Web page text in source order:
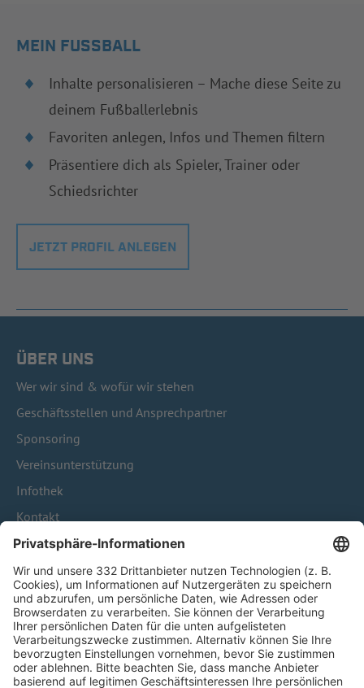
MEIN FUSSBALL
Inhalte personalisieren – Mache diese Seite zu
deinem Fußballerlebnis
Favoriten anlegen, Infos und Themen filtern
Präsentiere dich als Spieler, Trainer oder
Schiedsrichter
JETZT PROFIL ANLEGEN
ÜBER UNS
Wer wir sind & wofür wir stehen
Geschäftsstellen und Ansprechpartner
Sponsoring
Vereinsunterstützung
Infothek
Kontakt
HÄUFIG BESUCHTE SEITEN
Pässe und Vereinswechsel
Trainerausbildung
Schulungsangebot Vereinsmitarbeiter
BFV-Geschäftsstellen